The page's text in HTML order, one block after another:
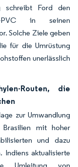
schreibt Ford den
PVC in seinen
Solche Ziele geben
für die Umrüstung
unerlässlich
Routen, die
zur Umwandlung
mit hoher
und dazu
Indiens aktualisierte